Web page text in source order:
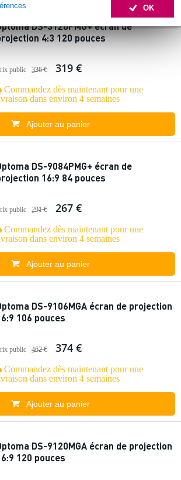
OK
DS-3120PMG+ écran de
4:3 120 pouces
public 336 € 319 €
Commandez dès maintenant pour une
dans environ 4 semaines
Ajouter au panier
DS-9084PMG+ écran de
16:9 84 pouces
public 291 € 267 €
Commandez dès maintenant pour une
dans environ 4 semaines
Ajouter au panier
DS-9106MGA écran de projection
106 pouces
public 462 € 374 €
Commandez dès maintenant pour une
dans environ 4 semaines
Ajouter au panier
DS-9120MGA écran de projection
120 pouces